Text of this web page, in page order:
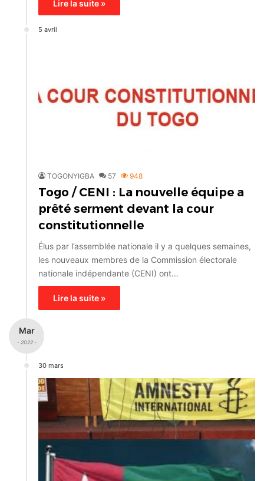
Lire la suite »
5 avril
TOGONYIGBA 57 948
Togo / CENI : La nouvelle équipe a
prêté serment devant la cour
constitutionnelle
Élus par l’assemblée nationale il y a quelques semaines,
les nouveaux membres de la Commission électorale
nationale indépendante (CENI) ont…
Lire la suite »
Mar
- 2022 -
30 mars